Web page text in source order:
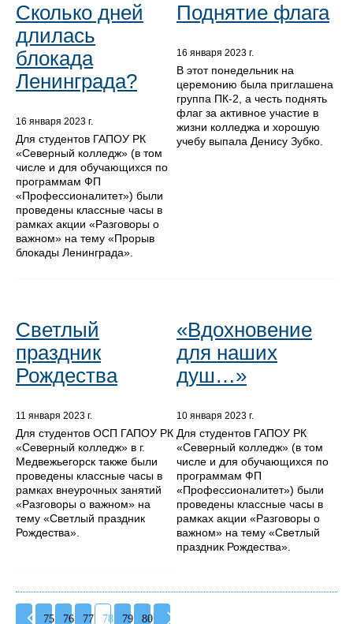
Сколько дней
длилась
блокада
Ленинграда?
16 января 2023 г.
Для студентов ГАПОУ РК
«Северный колледж» (в том
числе и для обучающихся по
программам ФП
«Профессионалитет») были
проведены классные часы в
рамках акции «Разговоры о
важном» на тему «Прорыв
блокады Ленинграда».
Поднятие флага
16 января 2023 г.
В этот понедельник на
церемонию была приглашена
группа ПК-2, а честь поднять
флаг за активное участие в
жизни колледжа и хорошую
учебу выпала Денису Зубко.
Светлый
праздник
Рождества
11 января 2023 г.
Для студентов ОСП ГАПОУ РК
«Северный колледж» в г.
Медвежьегорск также были
проведены классные часы в
рамках внеурочных занятий
«Разговоры о важном» на
тему «Светлый праздник
Рождества».
«Вдохновение
для наших
душ…»
10 января 2023 г.
Для студентов ГАПОУ РК
«Северный колледж» (в том
числе и для обучающихся по
программам ФП
«Профессионалитет») были
проведены классные часы в
рамках акции «Разговоры о
важном» на тему «Светлый
праздник Рождества».
75 76 77 78 79 80